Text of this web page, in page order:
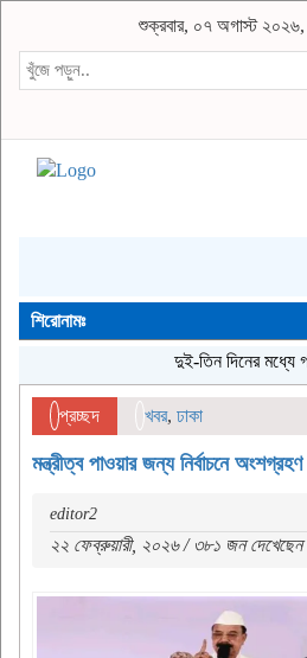
শুক্রবার, ০৭ অগাস্ট ২০২৬,
শিরোনামঃ
দুই-তিন দিনের মধ্যে গ্যাস
প্রচ্ছদ খবর, ঢাকা
মন্ত্রীত্ব পাওয়ার জন্য নির্বাচনে
editor2
২২ ফেব্রুয়ারী, ২০২৬ / ৩৮১ জন দেখেছেন